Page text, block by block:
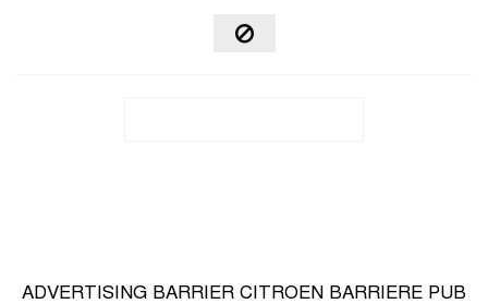
ADVERTISING BARRIER CITROEN BARRIERE PUB